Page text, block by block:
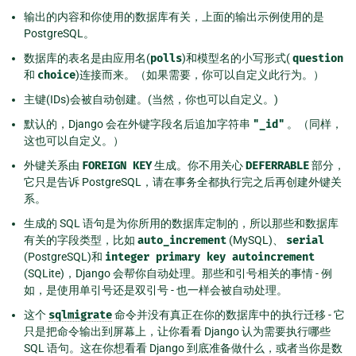
输出的内容和你使用的数据库有关，上面的输出示例使用的是
PostgreSQL。
数据库的表名是由应用名(polls)和模型名的小写形式(question
和 choice)连接而来。（如果需要，你可以自定义此行为。）
主键(IDs)会被自动创建。(当然，你也可以自定义。)
默认的，Django 会在外键字段名后追加字符串 "_id" 。（同样，
这也可以自定义。）
外键关系由 FOREIGN KEY生成。你不用关心DEFERRABLE部分，
它只是告诉 PostgreSQL，请在事务全都执行完之后再创建外键关
系。
生成的 SQL 语句是为你所用的数据库定制的，所以那些和数据库
有关的字段类型，比如 auto_increment (MySQL)、 serial
(PostgreSQL)和 integer primary key autoincrement
(SQLite)，Django 会帮你自动处理。那些和引号相关的事情 - 例
如，是使用单引号还是双引号 - 也一样会被自动处理。
这个 sqlmigrate命令并没有真正在你的数据库中的执行迁移 - 它
只是把命令输出到屏幕上，让你看看 Django 认为需要执行哪些
SQL 语句。这在你想看看 Django 到底准备做什么，或者当你是数